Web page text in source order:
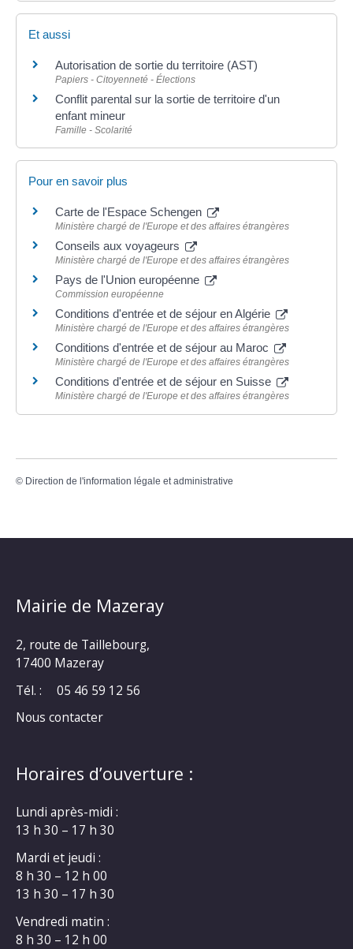
Et aussi
Autorisation de sortie du territoire (AST)
Papiers - Citoyenneté - Élections
Conflit parental sur la sortie de territoire d'un
enfant mineur
Famille - Scolarité
Pour en savoir plus
Carte de l'Espace Schengen
Ministère chargé de l'Europe et des affaires étrangères
Conseils aux voyageurs
Ministère chargé de l'Europe et des affaires étrangères
Pays de l'Union européenne
Commission européenne
Conditions d'entrée et de séjour en Algérie
Ministère chargé de l'Europe et des affaires étrangères
Conditions d'entrée et de séjour au Maroc
Ministère chargé de l'Europe et des affaires étrangères
Conditions d'entrée et de séjour en Suisse
Ministère chargé de l'Europe et des affaires étrangères
© Direction de l'information légale et administrative
Mairie de Mazeray
2, route de Taillebourg,
17400 Mazeray
Tél. :
05 46 59 12 56
Nous contacter
Horaires d’ouverture :
Lundi après-midi :
13 h 30 – 17 h 30
Mardi et jeudi :
8 h 30 – 12 h 00
13 h 30 – 17 h 30
Vendredi matin :
8 h 30 – 12 h 00